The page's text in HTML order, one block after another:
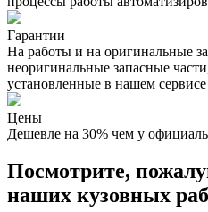
Гарантии
На работы и на оригинальные
неоригинальные запасные
установленные в нашем
Цены
Дешевле на 30% чем у
Посмотрите,
наших кузовных